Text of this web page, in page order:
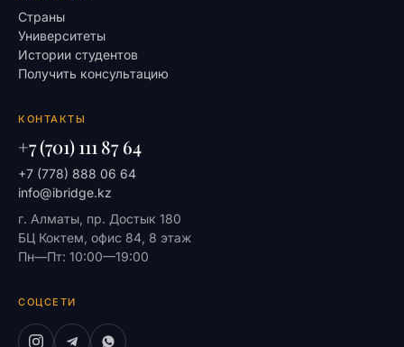
Страны
Университеты
Истории студентов
Получить консультацию
КОНТАКТЫ
+7 (701) 111 87 64
+7 (778) 888 06 64
info@ibridge.kz
г. Алматы, пр. Достык 180
БЦ Коктем, офис 84, 8 этаж
Пн—Пт: 10:00—19:00
СОЦСЕТИ